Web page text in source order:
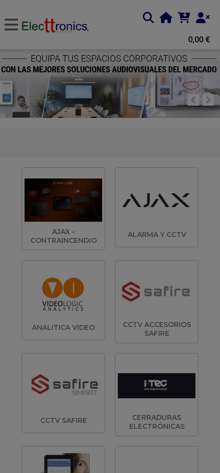
0,00 €
AJAX -
CONTRAINCENDIO
ALARMA Y CCTV
ANALITICA VIDEO
CCTV ACCESORIOS
SAFIRE
CCTV SAFIRE
CERRADURAS
ELECTRÓNICAS